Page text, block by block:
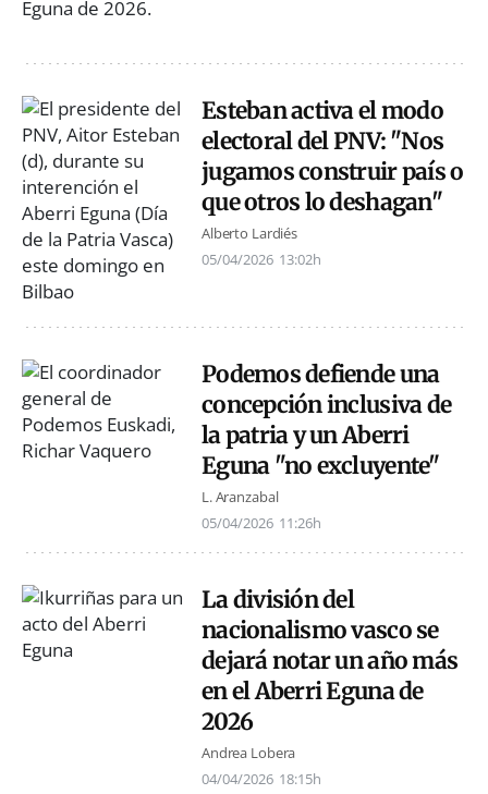
Esteban activa el modo
electoral del PNV: "Nos
jugamos construir país o
que otros lo deshagan"
Alberto Lardiés
05/04/2026 13:02h
Podemos defiende una
concepción inclusiva de
la patria y un Aberri
Eguna "no excluyente"
L. Aranzabal
05/04/2026 11:26h
La división del
nacionalismo vasco se
dejará notar un año más
en el Aberri Eguna de
2026
Andrea Lobera
04/04/2026 18:15h